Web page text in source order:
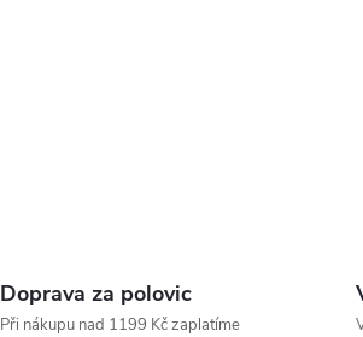
Doprava za polovic
Při nákupu nad 1199 Kč zaplatíme